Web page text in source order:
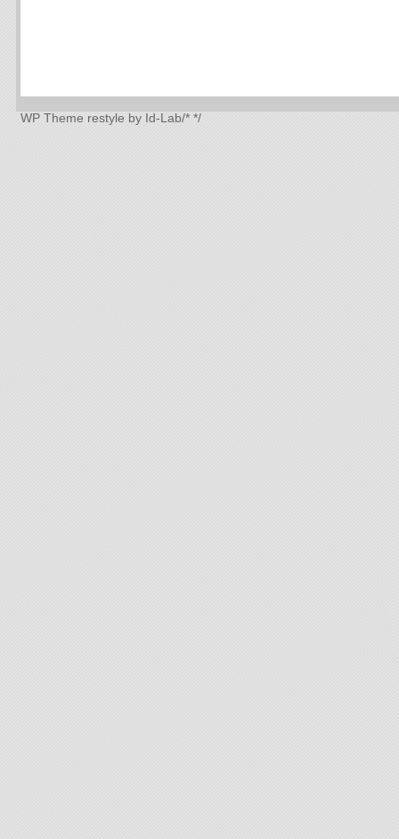
WP Theme restyle by Id-Lab/* */